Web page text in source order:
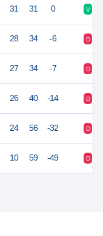
31 31 0 V
28 34 -6 D
27 34 -7 D
26 40 -14 D
24 56 -32 D
10 59 -49 D